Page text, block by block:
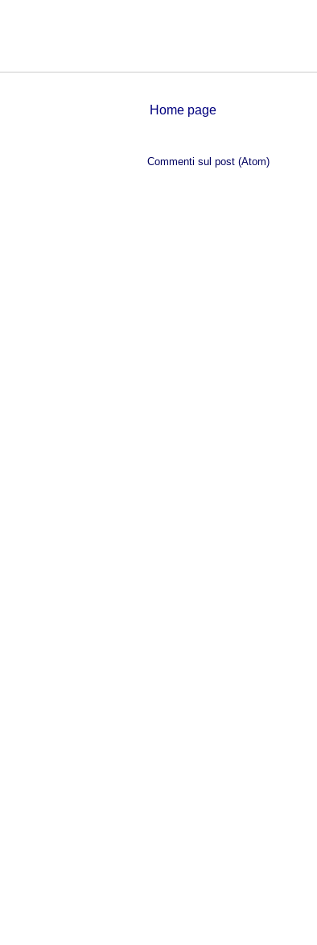
Home page
Commenti sul post (Atom)